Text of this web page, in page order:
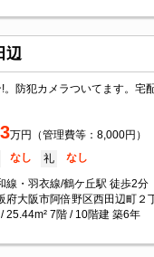
辺
万円（管理費等：8,000円）
なし 礼 なし
線・羽衣線/鶴ケ丘駅 徒歩2分
府大阪市阿倍野区西田辺町２
25.44m² 7階 / 10階建 築6年